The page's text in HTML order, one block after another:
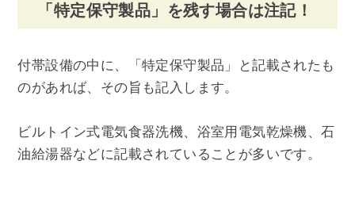
「特定保守製品」を残す場合は注記！
付帯設備の中に、「特定保守製品」と記載されたも
のがあれば、その旨も記入します。
ビルトイン式電気食器洗機、浴室用電気乾燥機、石
油給湯器などに記載されていることが多いです。